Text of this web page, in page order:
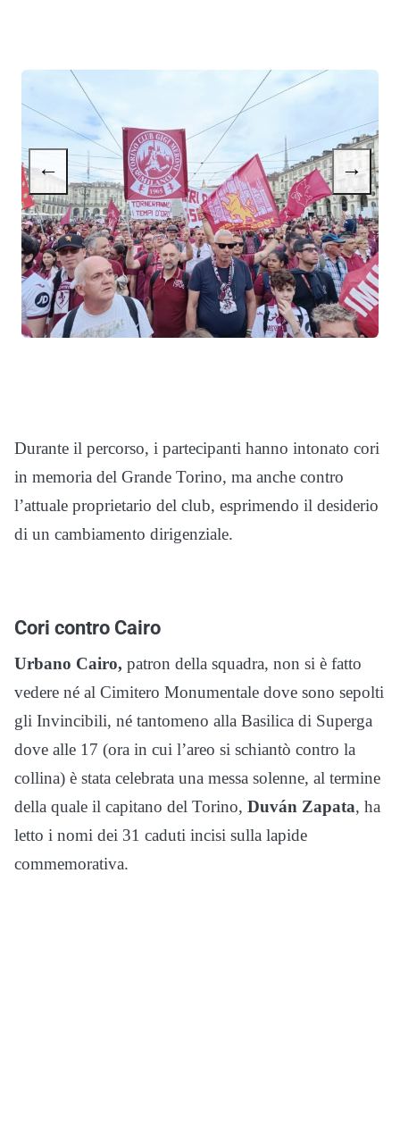
← →
Durante il percorso, i partecipanti hanno intonato cori
in memoria del Grande Torino, ma anche contro
l’attuale proprietario del club, esprimendo il desiderio
di un cambiamento dirigenziale.
Cori contro Cairo
Urbano Cairo, patron della squadra, non si è fatto
vedere né al Cimitero Monumentale dove sono sepolti
gli Invincibili, né tantomeno alla Basilica di Superga
dove alle 17 (ora in cui l’areo si schiantò contro la
collina) è stata celebrata una messa solenne, al termine
della quale il capitano del Torino, Duván Zapata, ha
letto i nomi dei 31 caduti incisi sulla lapide
commemorativa.